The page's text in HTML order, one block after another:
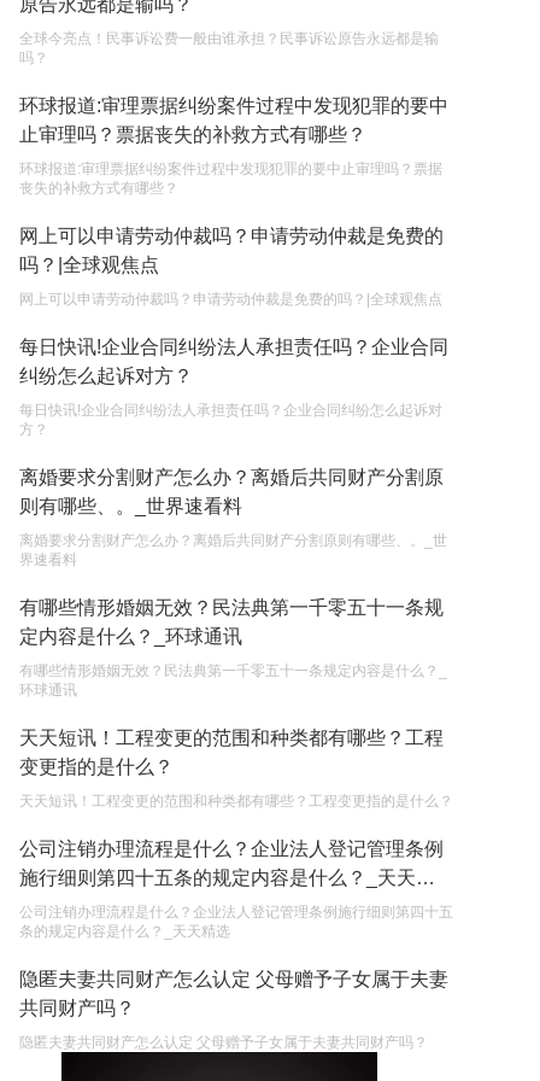
遗产继承必须要公证吗？
2023-05-05
原告永远都是输吗？
全球今亮点！民事诉讼费一般由谁承担？民事诉讼原告永远都是输
吗？
环球报道:审理票据纠纷案件过程中发现犯罪的要中
止审理吗？票据丧失的补救方式有哪些？
环球报道:审理票据纠纷案件过程中发现犯罪的要中止审理吗？票据
丧失的补救方式有哪些？
网上可以申请劳动仲裁吗？申请劳动仲裁是免费的
吗？|全球观焦点
网上可以申请劳动仲裁吗？申请劳动仲裁是免费的吗？|全球观焦点
每日快讯!企业合同纠纷法人承担责任吗？企业合同
纠纷怎么起诉对方？
每日快讯!企业合同纠纷法人承担责任吗？企业合同纠纷怎么起诉对
方？
离婚要求分割财产怎么办？离婚后共同财产分割原
则有哪些、。_世界速看料
离婚要求分割财产怎么办？离婚后共同财产分割原则有哪些、。_世
界速看料
有哪些情形婚姻无效？民法典第一千零五十一条规
定内容是什么？_环球通讯
有哪些情形婚姻无效？民法典第一千零五十一条规定内容是什么？_
环球通讯
天天短讯！工程变更的范围和种类都有哪些？工程
变更指的是什么？
天天短讯！工程变更的范围和种类都有哪些？工程变更指的是什么？
公司注销办理流程是什么？企业法人登记管理条例
施行细则第四十五条的规定内容是什么？_天天精
选
公司注销办理流程是什么？企业法人登记管理条例施行细则第四十五
条的规定内容是什么？_天天精选
隐匿夫妻共同财产怎么认定 父母赠予子女属于夫妻
共同财产吗？
隐匿夫妻共同财产怎么认定 父母赠予子女属于夫妻共同财产吗？